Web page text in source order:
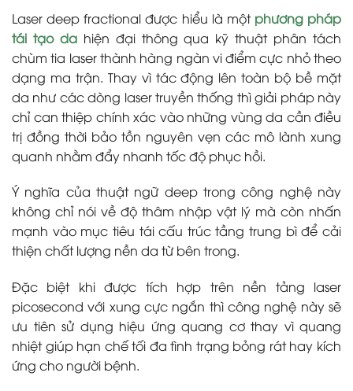
Laser deep fractional được hiểu là một phương pháp
tái tạo dahiện đại thông qua kỹ thuật phân tách
chùm tia laser thành hàng ngàn vi điểm cực nhỏ theo
dạng ma trận. Thay vì tác động lên toàn bộ bề mặt
da như các dòng laser truyền thống thì giải pháp này
chỉ can thiệp chính xác vào những vùng da cần điều
trị đồng thời bảo tồn nguyên vẹn các mô lành xung
quanh nhằm đẩy nhanh tốc độ phục hồi.
Ý nghĩa của thuật ngữ deep trong công nghệ này
không chỉ nói về độ thâm nhập vật lý mà còn nhấn
mạnh vào mục tiêu tái cấu trúc tầng trung bì để cải
thiện chất lượng nền da từ bên trong.
Đặc biệt khi được tích hợp trên nền tảng laser
picosecond với xung cực ngắn thì công nghệ này sẽ
ưu tiên sử dụng hiệu ứng quang cơ thay vì quang
nhiệt giúp hạn chế tối đa tình trạng bỏng rát hay kích
ứng cho người bệnh.